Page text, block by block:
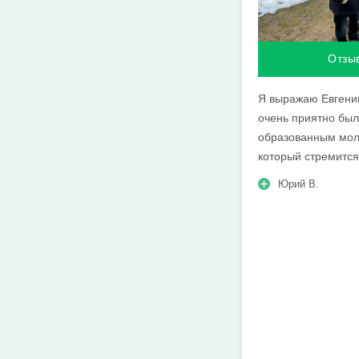
Я выражаю
очень приятно
образованным
который
Юрий В.